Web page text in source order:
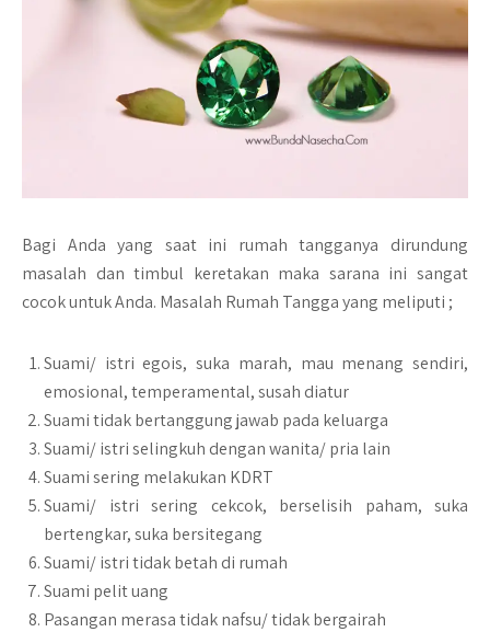
Bagi Anda yang saat ini rumah tangganya dirundung
masalah dan timbul keretakan maka sarana ini sangat
cocok untuk Anda. Masalah Rumah Tangga yang meliputi ;
Suami/ istri egois, suka marah, mau menang sendiri,
emosional, temperamental, susah diatur
Suami tidak bertanggung jawab pada keluarga
Suami/ istri selingkuh dengan wanita/ pria lain
Suami sering melakukan KDRT
Suami/ istri sering cekcok, berselisih paham, suka
bertengkar, suka bersitegang
Suami/ istri tidak betah di rumah
Suami pelit uang
Pasangan merasa tidak nafsu/ tidak bergairah